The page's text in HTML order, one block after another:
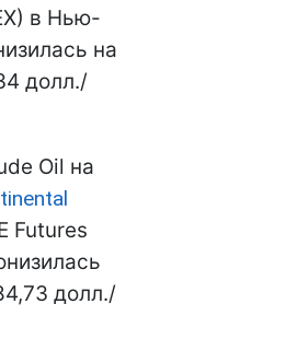
в Нью-
на
долл./
Oil на
Futures
долл./